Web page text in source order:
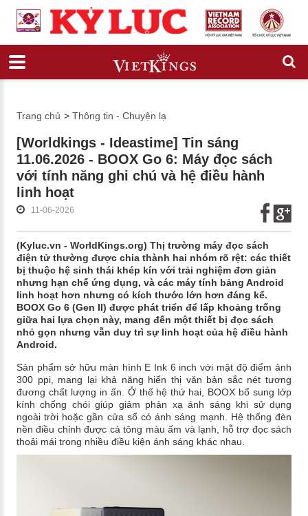
Trang chủ > Thông tin - Chuyện lạ
[Worldkings - Ideastime] Tin sáng
11.06.2026 - BOOX Go 6: Máy đọc sách
với tính năng ghi chú và hệ điều hành
linh hoạt
11-06-2026
(Kyluc.vn - WorldKings.org) Thị trường máy đọc sách
điện tử thường được chia thành hai nhóm rõ rệt: các thiết
bị thuộc hệ sinh thái khép kín với trải nghiệm đơn giản
nhưng hạn chế ứng dụng, và các máy tính bảng Android
linh hoạt hơn nhưng có kích thước lớn hơn đáng kể.
BOOX Go 6 (Gen II) được phát triển để lấp khoảng trống
giữa hai lựa chọn này, mang đến một thiết bị đọc sách
nhỏ gọn nhưng vẫn duy trì sự linh hoạt của hệ điều hành
Android.
Sản phẩm sở hữu màn hình E Ink 6 inch với mật độ điểm ảnh
300 ppi, mang lại khả năng hiển thị văn bản sắc nét tương
đương chất lượng in ấn. Ở thế hệ thứ hai, BOOX bổ sung lớp
kính chống chói giúp giảm phản xạ ánh sáng khi sử dụng
ngoài trời hoặc gần cửa sổ có ánh sáng mạnh. Hệ thống đèn
nền điều chỉnh được cả tông màu ấm và lạnh, hỗ trợ đọc sách
thoải mái trong nhiều điều kiện ánh sáng khác nhau.